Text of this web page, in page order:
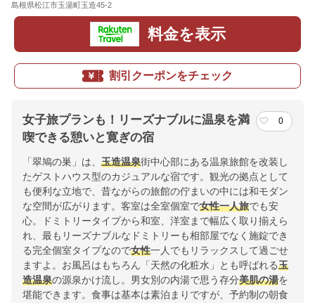
島根県松江市玉湯町玉造45-2
料金を表示
割引クーポンをチェック
女子旅プランも！リーズナブルに温泉を満
喫できる憩いと寛ぎの宿
0
「翠鳩の巣」は、 玉造温泉街中心部にある温泉旅館を改装し
たゲストハウス型のカジュアルな宿です。観光の拠点として
も便利な立地で、昔ながらの旅館の佇まいの中には和モダン
な空間が広がります。客室は全室個室で女性一人旅でも安
心。ドミトリータイプから和室、洋室まで幅広く取り揃えら
れ、最もリーズナブルなドミトリーも相部屋でなく施錠でき
る完全個室タイプなので女性一人でもリラックスして過ごせ
ますよ。お風呂はもちろん「天然の化粧水」とも呼ばれる玉
造温泉の源泉かけ流し。男女別の内湯で思う存分美肌の湯を
堪能できます。食事は基本は素泊まりですが、予約制の朝食